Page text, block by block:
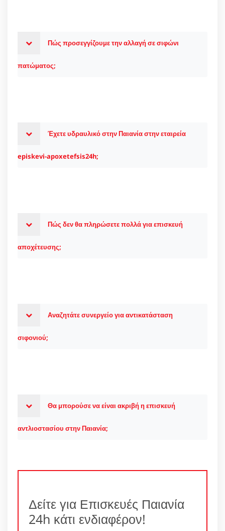
Πώς προσεγγίζουμε την αλλαγή σε σιφώνι
πατώματος;
Έχετε υδραυλικό στην Παιανία στην εταιρεία
episkevi-apoxetefsis24h;
Πώς δεν θα πληρώσετε πολλά για επισκευή
αποχέτευσης;
Αναζητάτε συνεργείο για αντικατάσταση
σιφονιού;
Θα μπορούσε να είναι ακριβή η επισκευή
αντλιοστασίου στην Παιανία;
Δείτε για Επισκευές Παιανία
24h κάτι ενδιαφέρον!